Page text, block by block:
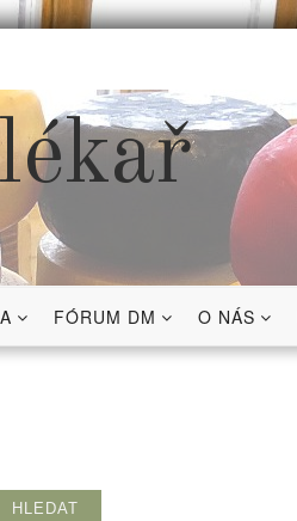
FÓRUM DM O NÁS